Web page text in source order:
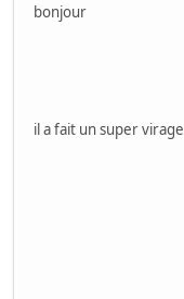
bonjour
il a fait un super virage